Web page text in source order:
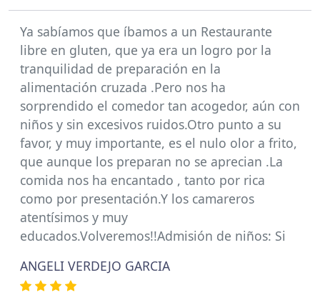
Ya sabíamos que íbamos a un Restaurante
libre en gluten, que ya era un logro por la
tranquilidad de preparación en la
alimentación cruzada .Pero nos ha
sorprendido el comedor tan acogedor, aún con
niños y sin excesivos ruidos.Otro punto a su
favor, y muy importante, es el nulo olor a frito,
que aunque los preparan no se aprecian .La
comida nos ha encantado , tanto por rica
como por presentación.Y los camareros
atentísimos y muy
educados.Volveremos!!Admisión de niños: Si
ANGELI VERDEJO GARCIA